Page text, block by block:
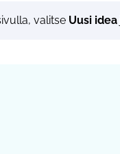
valitse Uusi idea